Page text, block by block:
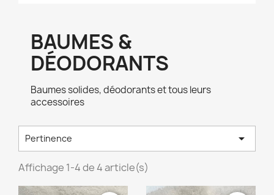
BAUMES &
DÉODORANTS
Baumes solides, déodorants et tous leurs
accessoires
Pertinence 
Affichage 1-4 de 4 article(s)